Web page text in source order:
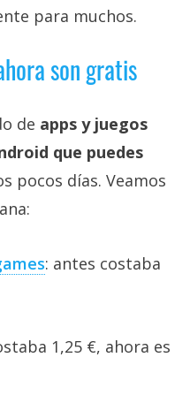
para muchos.
son gratis
de apps y juegos
que puedes
pocos días. Veamos
: antes costaba
1,25 €, ahora es